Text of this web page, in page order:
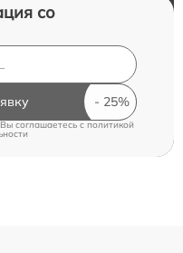
со
соглашаетесь cполитикой